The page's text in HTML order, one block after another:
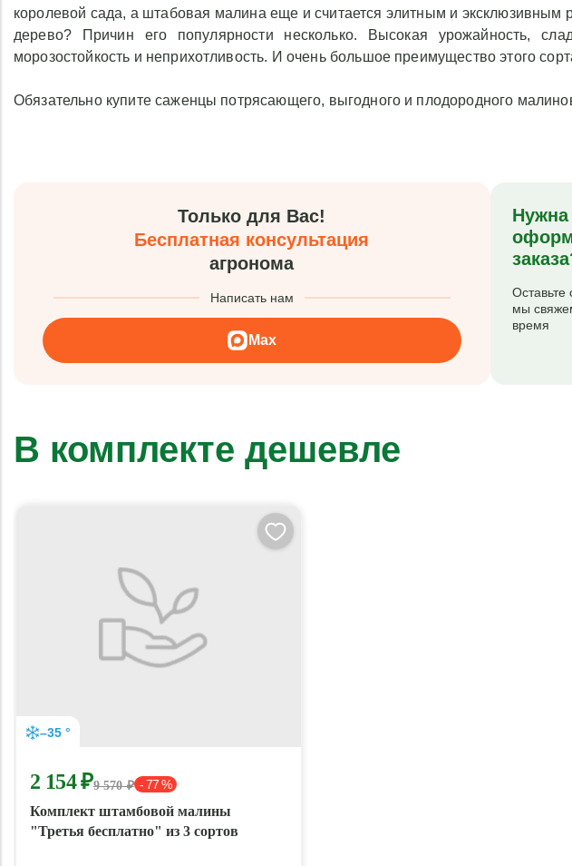
королевой сада, а штабовая малина еще и считается элитным и
дерево? Причин его популярности несколько. Высокая урожайность,
морозостойкость и неприхотливость. И очень большое преимущество этого
Обязательно купите саженцы потрясающего, выгодного и плодородного
Только для Вас!
Бесплатная консультация
агронома
Написать нам
Max
мы
время
В комплекте дешевле
–35 °
2 154 ₽9 570 ₽ - 77 %
Комплект штамбовой малины
"Третья бесплатно" из 3 сортов